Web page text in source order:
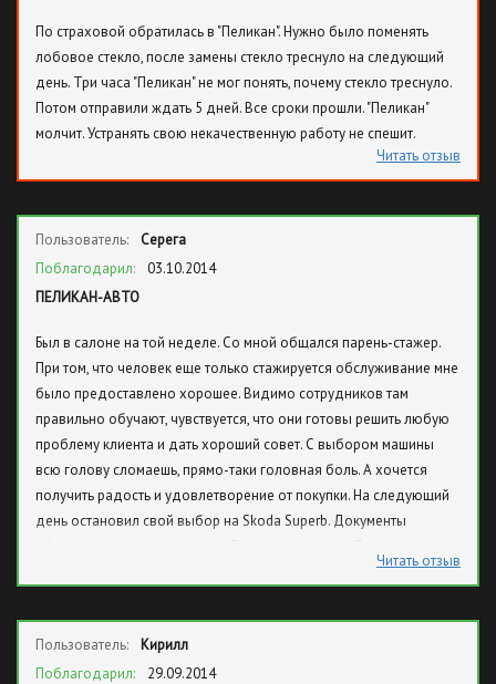
По страховой обратилась в "Пеликан". Нужно было поменять
лобовое стекло, после замены стекло треснуло на следующий
день. Три часа "Пеликан" не мог понять, почему стекло треснуло.
Потом отправили ждать 5 дней. Все сроки прошли. "Пеликан"
молчит. Устранять свою некачественную работу не спешит.
Читать отзыв
Пользователь:
Серега
Поблагодарил:
03.10.2014
ПЕЛИКАН-АВТО
Был в салоне на той неделе. Со мной общался парень-стажер.
При том, что человек еще только стажируется обслуживание мне
было предоставлено хорошее. Видимо сотрудников там
правильно обучают, чувствуется, что они готовы решить любую
проблему клиента и дать хороший совет. С выбором машины
всю голову сломаешь, прямо-таки головная боль. А хочется
получить радость и удовлетворение от покупки. На следующий
день остановил свой выбор на Skoda Superb. Документы
Читать отзыв
Пользователь:
Кирилл
Поблагодарил:
29.09.2014